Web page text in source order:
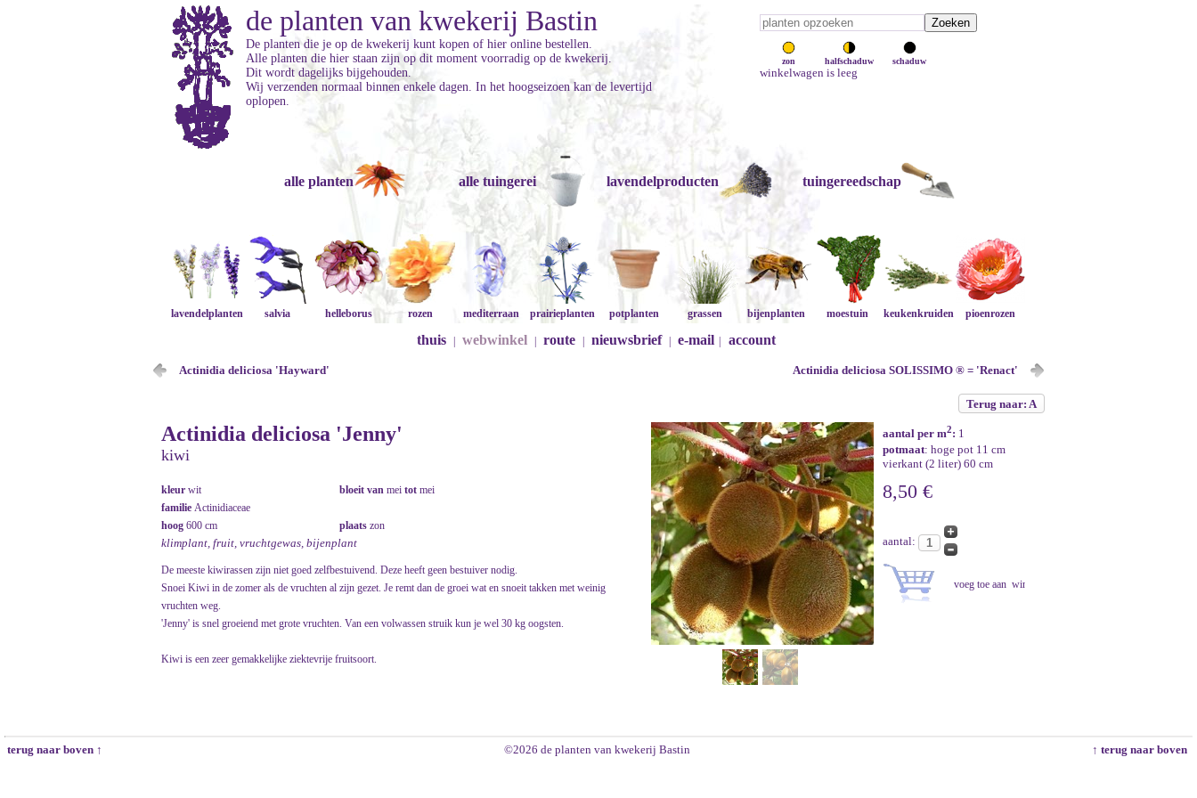
zon halfschaduw schaduw
winkelwagen is leeg
de planten van kwekerij Bastin
De planten die je op de kwekerij kunt kopen of hier online bestellen.
Alle planten die hier staan zijn op dit moment voorradig op de kwekerij.
Dit wordt dagelijks bijgehouden.
Wij verzenden normaal binnen enkele dagen. In het hoogseizoen kan de levertijd
oplopen.
alle planten alle tuingerei lavendelproducten tuingereedschap
lavendelplanten salvia helleborus rozen mediterraan prairieplanten potplanten grassen bijenplanten moestuin keukenkruiden pioenrozen
thuis webwinkel route nieuwsbrief e-mail account
Actinidia deliciosa 'Hayward' Actinidia deliciosa SOLISSIMO ® = 'Renact'
Terug naar: A
Actinidia deliciosa 'Jenny'
kiwi
kleur wit bloeit van mei tot mei
familie Actinidiaceae
hoog 600 cm plaats zon
klimplant, fruit, vruchtgewas, bijenplant
De meeste kiwirassen zijn niet goed zelfbestuivend. Deze heeft geen bestuiver nodig.
Snoei Kiwi in de zomer als de vruchten al zijn gezet. Je remt dan de groei wat en snoeit takken met weinig
vruchten weg.
'Jenny' is snel groeiend met grote vruchten. Van een volwassen struik kun je wel 30 kg oogsten.
Kiwi is een zeer gemakkelijke ziektevrije fruitsoort.
aantal per m2: 1
potmaat: hoge pot 11 cm
vierkant (2 liter) 60 cm
8,50 €
aantal:
terug naar boven ↑ ©2026 de planten van kwekerij Bastin ↑ terug naar boven